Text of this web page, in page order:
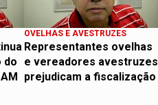
do
OVELHAS E AVESTRUZES
Representantes ovelhas
e vereadores avestruzes
prejudicam a fiscalização